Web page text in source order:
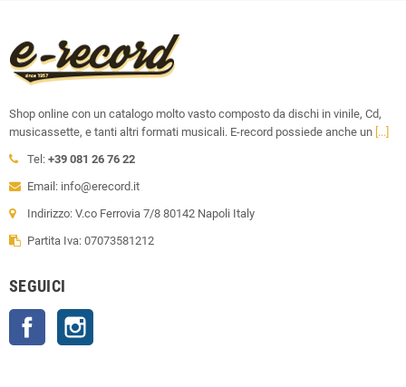
Shop online con un catalogo molto vasto composto da dischi in vinile, Cd,
musicassette, e tanti altri formati musicali. E-record possiede anche un [...]
Tel: +39 081 26 76 22
Email: info@erecord.it
Indirizzo: V.co Ferrovia 7/8 80142 Napoli Italy
Partita Iva: 07073581212
SEGUICI
Facebook